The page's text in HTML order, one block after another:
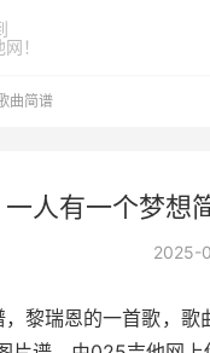
网 ！
曲简谱
一人有一个梦想
2025-
，黎瑞恩的一首歌，歌